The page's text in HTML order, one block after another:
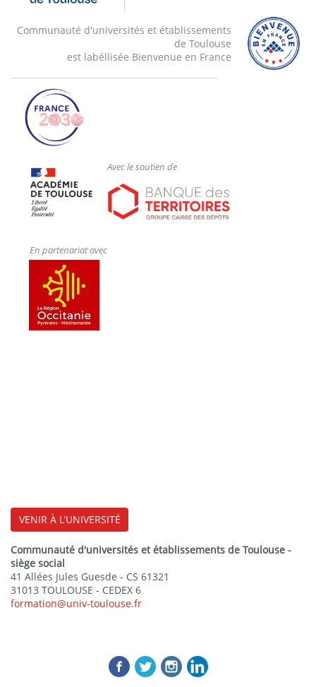
Communauté d'universités et établissements
de Toulouse
est labéllisée Bienvenue en France
Avec le soutien de
En partenariat avec
VENIR À L'UNIVERSITÉ
Communauté d'universités et établissements de Toulouse -
siège social
41 Allées Jules Guesde - CS 61321
31013 TOULOUSE - CEDEX 6
formation@univ-toulouse.fr